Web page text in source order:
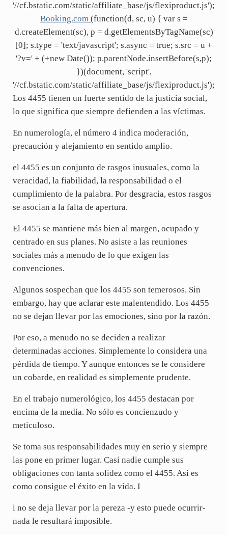
'//cf.bstatic.com/static/affiliate_base/js/flexiproduct.js');
Booking.com (function(d, sc, u) { var s =
d.createElement(sc), p = d.getElementsByTagName(sc)
[0]; s.type = 'text/javascript'; s.async = true; s.src = u +
'?v=' + (+new Date()); p.parentNode.insertBefore(s,p);
})(document, 'script',
'//cf.bstatic.com/static/affiliate_base/js/flexiproduct.js');
Los 4455 tienen un fuerte sentido de la justicia social,
lo que significa que siempre defienden a las víctimas.
En numerología, el número 4 indica moderación,
precaución y alejamiento en sentido amplio.
el 4455 es un conjunto de rasgos inusuales, como la
veracidad, la fiabilidad, la responsabilidad o el
cumplimiento de la palabra. Por desgracia, estos rasgos
se asocian a la falta de apertura.
El 4455 se mantiene más bien al margen, ocupado y
centrado en sus planes. No asiste a las reuniones
sociales más a menudo de lo que exigen las
convenciones.
Algunos sospechan que los 4455 son temerosos. Sin
embargo, hay que aclarar este malentendido. Los 4455
no se dejan llevar por las emociones, sino por la razón.
Por eso, a menudo no se deciden a realizar
determinadas acciones. Simplemente lo considera una
pérdida de tiempo. Y aunque entonces se le considere
un cobarde, en realidad es simplemente prudente.
En el trabajo numerológico, los 4455 destacan por
encima de la media. No sólo es concienzudo y
meticuloso.
Se toma sus responsabilidades muy en serio y siempre
las pone en primer lugar. Casi nadie cumple sus
obligaciones con tanta solidez como el 4455. Así es
como consigue el éxito en la vida. I
i no se deja llevar por la pereza -y esto puede ocurrir-
nada le resultará imposible.